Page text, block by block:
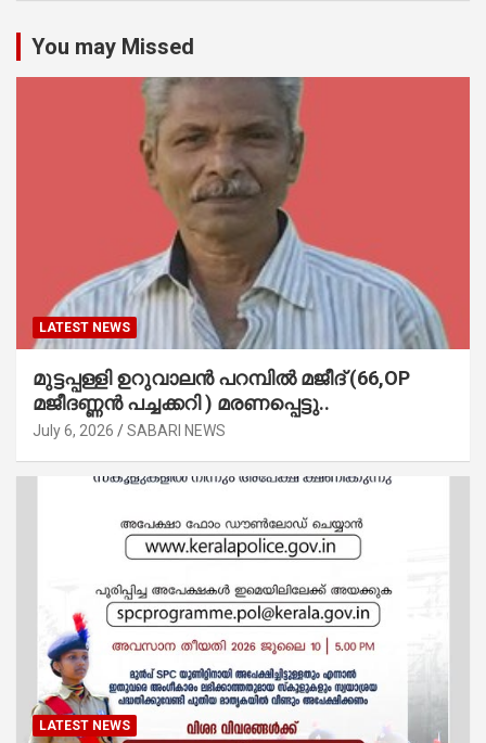
You may Missed
LATEST NEWS
മുട്ടപ്പള്ളി ഉറുവാലൻ പറമ്പിൽ മജീദ് (66,OP
മജീദണ്ണൻ പച്ചക്കറി ) മരണപ്പെട്ടു..
July 6, 2026 SABARI NEWS
LATEST NEWS